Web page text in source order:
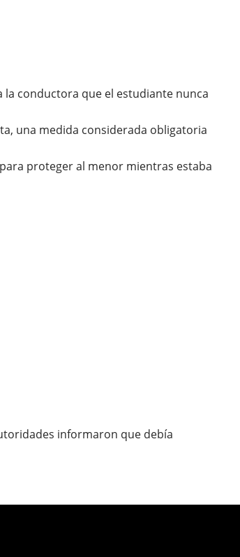
la conductora que el estudiante nunca
una medida considerada obligatoria
proteger al menor mientras estaba
informaron que debía